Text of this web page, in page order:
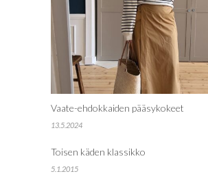
Vaate-ehdokkaiden pääsykokeet
13.5.2024
Toisen käden klassikko
5.1.2015